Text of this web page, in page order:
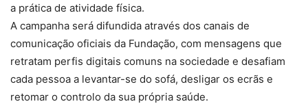
a prática de atividade física.
A campanha será difundida através dos canais de
comunicação oficiais da Fundação, com mensagens que
retratam perfis digitais comuns na sociedade e desafiam
cada pessoa a levantar-se do sofá, desligar os ecrãs e
retomar o controlo da sua própria saúde.